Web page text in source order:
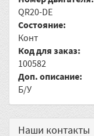
QR20-DE
Состояние:
Конт
Код для заказ:
100582
Доп. описание:
Б/У
Наши контакты